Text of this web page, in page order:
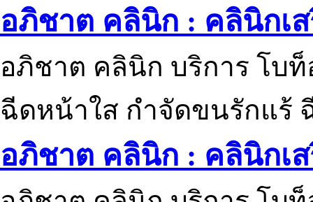
อภิชาต คลินิก : คลินิกเ
อภิชาต คลินิก บริการ โบ
ฉีดหน้าใส กำจัดขนรักแร้
อภิชาต คลินิก : คลินิกเ